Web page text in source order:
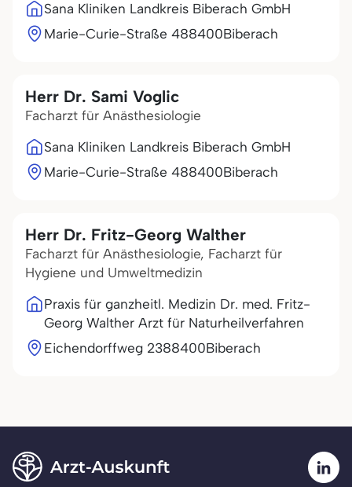
Sana Kliniken Landkreis Biberach GmbH
Marie-Curie-Straße 488400Biberach
Herr Dr. Sami Voglic
Facharzt für Anästhesiologie
Sana Kliniken Landkreis Biberach GmbH
Marie-Curie-Straße 488400Biberach
Herr Dr. Fritz-Georg Walther
Facharzt für Anästhesiologie, Facharzt für
Hygiene und Umweltmedizin
Praxis für ganzheitl. Medizin Dr. med. Fritz-
Georg Walther Arzt für Naturheilverfahren
Eichendorffweg 2388400Biberach